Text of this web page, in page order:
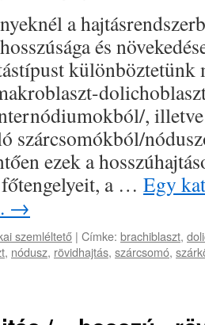
a
és
különböztetünk
,
szárcsomókból/
ezek a
a … Egy
→
szemléltető | Címke: brachiblaszt,
, nódusz, rövidhajtás, szárcsomó,